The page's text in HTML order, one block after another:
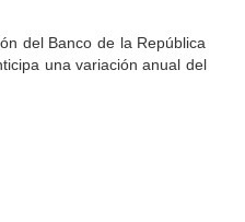
del Banco de la República
una variación anual del